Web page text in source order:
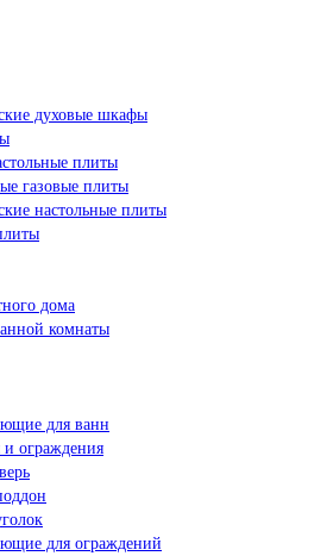
духовые шкафы
плиты
газовые плиты
настольные плиты
дома
комнаты
для ванн
ограждения
для ограждений